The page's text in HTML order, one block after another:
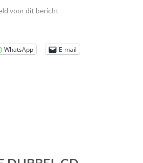
voor dit bericht
WhatsApp
E-mail